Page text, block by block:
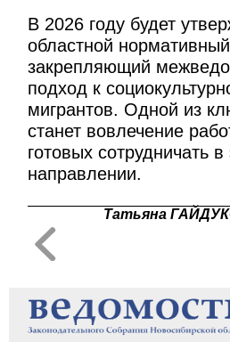
В 2026 году будет
областной нормативный
закрепляющий
подход к
мигрантов. Одной из
станет вовлечение
готовых сотрудничать в
направлении.
Татьяна